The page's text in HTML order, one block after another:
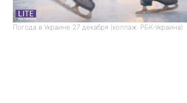
Погода в Украине 27 декабря (коллаж: РБК-Украина)